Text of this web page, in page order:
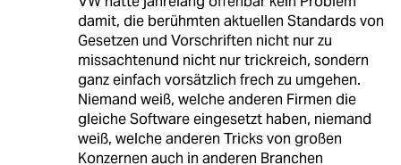
damit, die berühmten aktuellen Standards von
Gesetzen und Vorschriften nicht nur zu
missachtenund nicht nur trickreich, sondern
ganz einfach vorsätzlich frech zu umgehen.
Niemand weiß, welche anderen Firmen die
gleiche Software eingesetzt haben, niemand
weiß, welche anderen Tricks von großen
Konzernen auch in anderen Branchen